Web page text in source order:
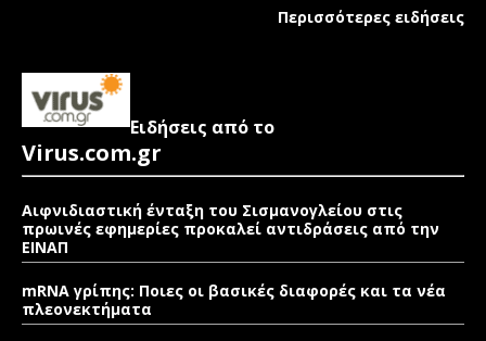
Περισσότερες ειδήσεις
Ειδήσεις από το
Virus.com.gr
Αιφνιδιαστική ένταξη του Σισμανογλείου στις
πρωινές εφημερίες προκαλεί αντιδράσεις από την
ΕΙΝΑΠ
mRNA γρίπης: Ποιες οι βασικές διαφορές και τα νέα
πλεονεκτήματα